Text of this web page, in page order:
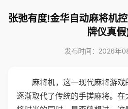
张弛有度!金华自动麻将机
牌仪真假
发布时间：2026年
麻将机，这一现代麻将游
逐渐取代了传统的手搓麻将。